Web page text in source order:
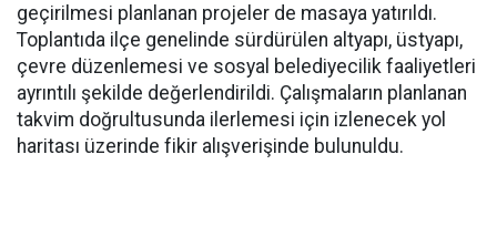
geçirilmesi planlanan projeler de masaya yatırıldı.
Toplantıda ilçe genelinde sürdürülen altyapı, üstyapı,
çevre düzenlemesi ve sosyal belediyecilik faaliyetleri
ayrıntılı şekilde değerlendirildi. Çalışmaların planlanan
takvim doğrultusunda ilerlemesi için izlenecek yol
haritası üzerinde fikir alışverişinde bulunuldu.